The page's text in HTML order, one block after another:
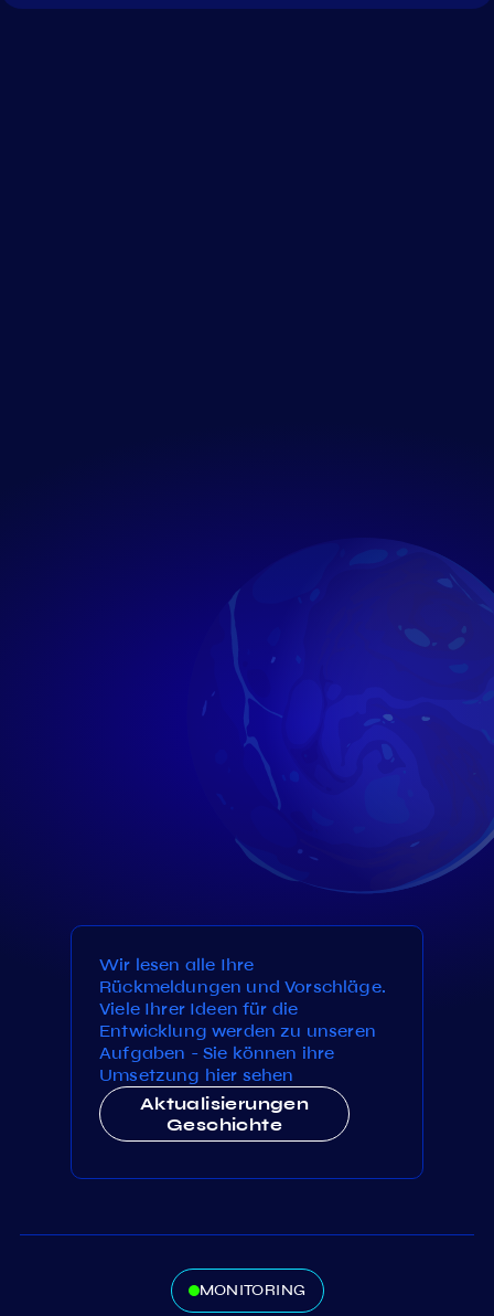
Wir lesen alle Ihre
Rückmeldungen und Vorschläge.
Viele Ihrer Ideen für die
Entwicklung werden zu unseren
Aufgaben - Sie können ihre
Umsetzung hier sehen
Aktualisierungen
Geschichte
MONITORING